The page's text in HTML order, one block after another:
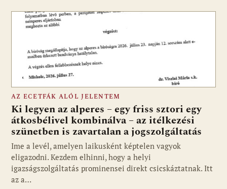
AZ ECETFÁK ALÓL JELENTEM
Ki legyen az alperes – egy friss sztori egy
átkosbélivel kombinálva – az itélkezési
szünetben is zavartalan a jogszolgáltatás
Ime a levél, amelyen laikusként képtelen vagyok
eligazodni. Kezdem elhinni, hogy a helyi
igazságszolgáltatás prominensei direkt csicskáztatnak. Itt
az a…